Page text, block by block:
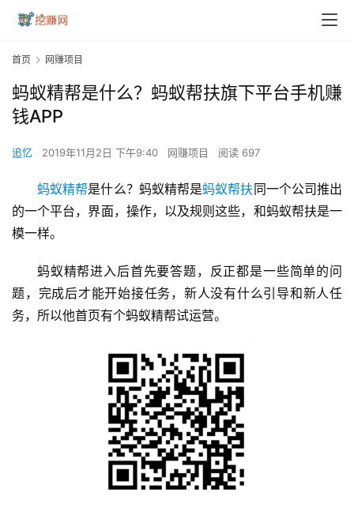
首页 网赚项目
蚂蚁精帮是什么？蚂蚁帮扶旗下平台手机赚
钱APP
追忆 2019年11月2日 下午9:40 网赚项目 阅读 697
蚂蚁精帮是什么？蚂蚁精帮是蚂蚁帮扶同一个公司推出
的一个平台，界面，操作，以及规则这些，和蚂蚁帮扶是一
模一样。
蚂蚁精帮进入后首先要答题，反正都是一些简单的问
题，完成后才能开始接任务，新人没有什么引导和新人任
务，所以他首页有个蚂蚁精帮试运营。